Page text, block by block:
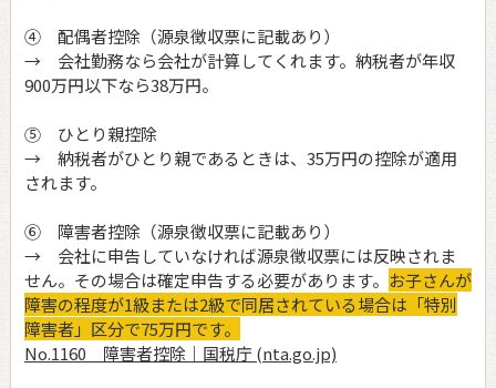
④ 配偶者控除（源泉徴収票に記載あり）
→ 会社勤務なら会社が計算してくれます。納税者が年収
900万円以下なら38万円。
⑤ ひとり親控除
→ 納税者がひとり親であるときは、35万円の控除が適用
されます。
⑥ 障害者控除（源泉徴収票に記載あり）
→ 会社に申告していなければ源泉徴収票には反映されま
せん。その場合は確定申告する必要があります。 お子さんが
障害の程度が1級または2級で同居されている場合は「特別
障害者」区分で75万円です。
No.1160 障害者控除｜国税庁 (nta.go.jp)